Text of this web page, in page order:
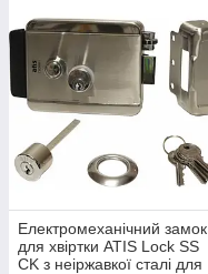
Електромеханічний замок
для хвіртки ATIS Lock SS
CK з неіржавкої сталі для